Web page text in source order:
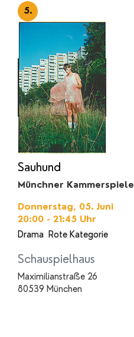
5.
Sauhund
Münchner Kammerspiele
Donnerstag, 05. Juni
20:00 - 21:45 Uhr
Drama
Rote Kategorie
Schauspielhaus
Maximilianstraße 26
80539 München